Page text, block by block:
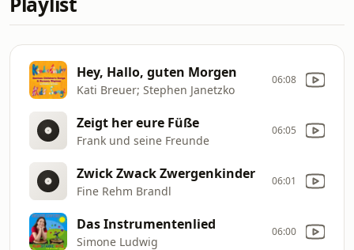
Hey, Hallo, guten Morgen
Kati Breuer; Stephen Janetzko
06:08
Zeigt her eure Füße
Frank und seine Freunde
06:05
Zwick Zwack Zwergenkinder
Fine Rehm Brandl
06:01
Das Instrumentenlied
Simone Ludwig
06:00